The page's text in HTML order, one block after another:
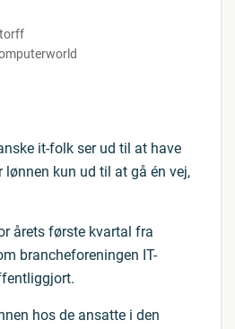
it-folk ser ud til at have
lønnen kun ud til at gå én vej,
årets første kvartal fra
brancheforeningen IT-
hos de ansatte i den